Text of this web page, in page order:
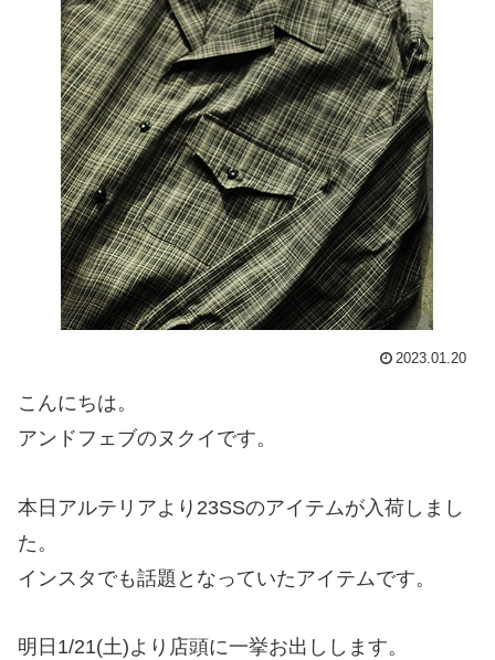
2023.01.20
こんにちは。
アンドフェブのヌクイです。
本日アルテリアより23SSのアイテムが入荷しまし
た。
インスタでも話題となっていたアイテムです。
明日1/21(土)より店頭に一挙お出しします。